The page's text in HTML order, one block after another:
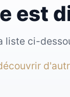
est
liste ci-